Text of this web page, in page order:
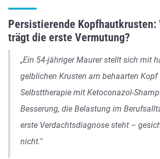
Persistierende Kopfhautkrusten:
trägt die erste Vermutung?
„Ein 54-jähriger Maurer stellt sich mit
gelblichen Krusten am behaarten Kopf
Selbsttherapie mit Ketoconazol-
Besserung, die Belastung im
erste Verdachtsdiagnose steht –
nicht."